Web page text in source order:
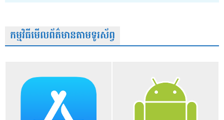
កម្មវិធីមើលព័ត៌មានតាមទូរស័ព្វ